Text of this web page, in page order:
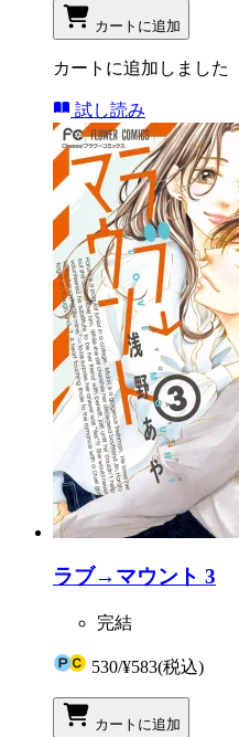
カートに追加
カートに追加しました
試し読み
ラブ→マウント 3
完結
530/¥583(税込)
カートに追加